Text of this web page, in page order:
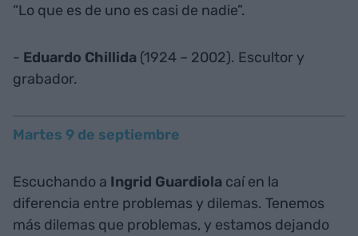
“Lo que es de uno es casi de nadie”.
- Eduardo Chillida (1924 – 2002). Escultor y
grabador.
Martes 9 de septiembre
Escuchando a Ingrid Guardiola caí en la
diferencia entre problemas y dilemas. Tenemos
más dilemas que problemas, y estamos dejando